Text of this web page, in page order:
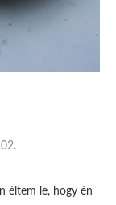
éltem le, hogy én